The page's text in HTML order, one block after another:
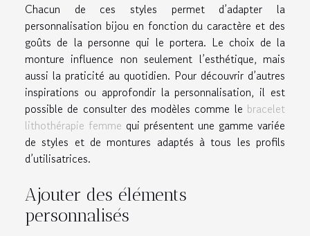
Chacun de ces styles permet d’adapter la
personnalisation bijou en fonction du caractère et des
goûts de la personne qui le portera. Le choix de la
monture influence non seulement l’esthétique, mais
aussi la praticité au quotidien. Pour découvrir d’autres
inspirations ou approfondir la personnalisation, il est
possible de consulter des modèles comme le bracelet
lithothérapie femme qui présentent une gamme variée
de styles et de montures adaptés à tous les profils
d’utilisatrices.
Ajouter des éléments
personnalisés